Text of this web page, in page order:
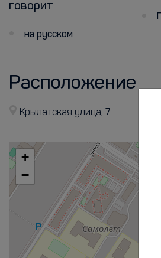
говорит
на русском
Расположение
Крылатская улица, 7
+
−